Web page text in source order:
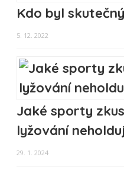
Kdo byl
5. 12. 2022
Jaké sporty
lyžování
29. 1. 2024